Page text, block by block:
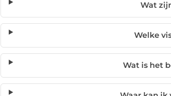
Wat
Welke
Wat is het